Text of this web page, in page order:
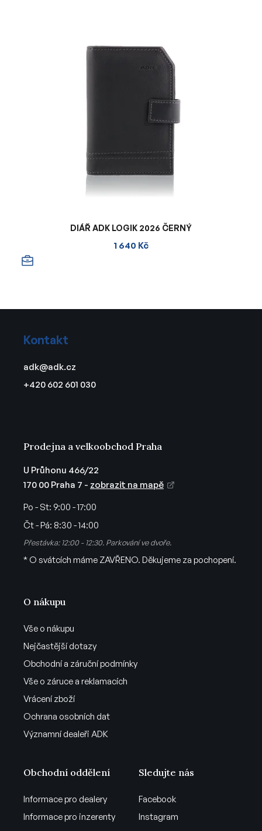
DIÁŘ ADK LOGIK 2026 ČERNÝ
1 640 Kč
Kontakt
adk@adk.cz
+420 602 601 030
O nákupu
Vše o nákupu
Nejčastější dotazy
Obchodní a záruční podmínky
Vše o záruce a reklamacích
Vrácení zboží
Ochrana osobních dat
Významní dealeři ADK
Prodejna a velkoobchod Praha
U Průhonu 466/22
170 00 Praha 7 - zobrazit na mapě
Po - St: 9:00 - 17:00
Čt - Pá: 8:30 - 14:00
Přestávka: 12:00 - 12:30. Parkování ve dvoře.
* O svátcích máme ZAVŘENO. Děkujeme za pochopení.
Obchodní oddělení
Informace pro dealery
Informace pro inzerenty
Sledujte nás
Facebook
Instagram